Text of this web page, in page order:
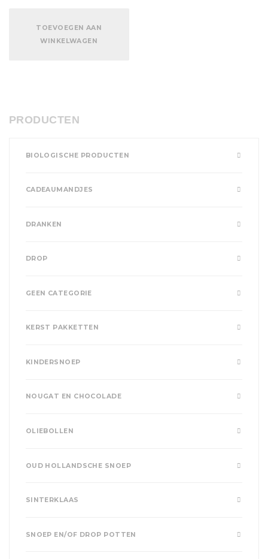
TOEVOEGEN AAN
WINKELWAGEN
PRODUCTEN
BIOLOGISCHE PRODUCTEN
CADEAUMANDJES
DRANKEN
DROP
GEEN CATEGORIE
KERST PAKKETTEN
KINDERSNOEP
NOUGAT EN CHOCOLADE
OLIEBOLLEN
OUD HOLLANDSCHE SNOEP
SINTERKLAAS
SNOEP EN/OF DROP POTTEN